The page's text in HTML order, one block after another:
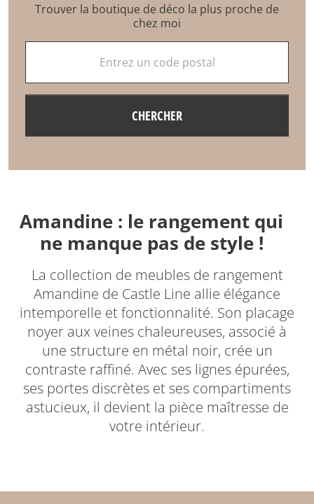
Trouver la boutique de déco la plus proche de
chez moi
CHERCHER
Amandine : le rangement qui
ne manque pas de style !
La collection de meubles de rangement
Amandine de Castle Line allie élégance
intemporelle et fonctionnalité. Son placage
noyer aux veines chaleureuses, associé à
une structure en métal noir, crée un
contraste raffiné. Avec ses lignes épurées,
ses portes discrètes et ses compartiments
astucieux, il devient la pièce maîtresse de
votre intérieur.